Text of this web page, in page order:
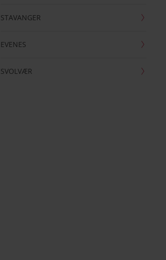
STAVANGER
EVENES
SVOLVÆR